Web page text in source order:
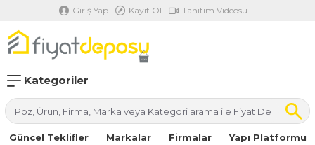
Giriş Yap Kayıt Ol Tanıtım Videosu
Kategoriler
Güncel Teklifler Markalar Firmalar Yapı Platformu